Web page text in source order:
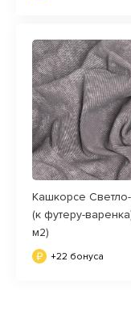
Кашкорсе
(к футеру-
м2)
+22 бонуса